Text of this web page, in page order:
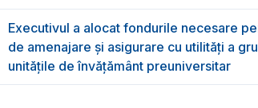
Executivul a alocat fondurile necesare
de amenajare și asigurare cu utilități a
unitățile de învățământ preuniversitar